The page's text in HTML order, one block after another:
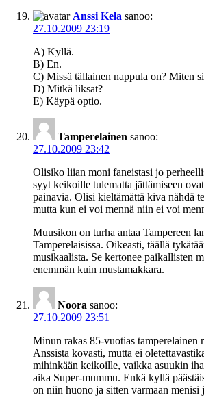
Anssi Kela sanoo:
27.10.2009 23:19
A) Kyllä.
B) En.
C) Missä tällainen nappula on? Miten
D) Mitkä liksat?
E) Käypä optio.
Tamperelainen sanoo:
27.10.2009 23:42
Olisiko liian moni faneistasi jo
syyt keikoille tulematta jättämiseen
painavia. Olisi kieltämättä kiva nähdä
mutta kun ei voi mennä niin ei voi
Muusikon on turha antaa Tampereen
Tamperelaisissa. Oikeasti, täällä
musikaalista. Se kertonee paikallisten
enemmän kuin mustamakkara.
Noora sanoo:
27.10.2009 23:51
Minun rakas 85-vuotias
Anssista kovasti, mutta ei
mihinkään keikoille, vaikka asuukin
aika Super-mummu. Enkä kyllä
on niin huono ja sitten varmaan